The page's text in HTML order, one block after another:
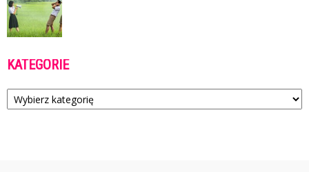
KATEGORIE
Kategorie